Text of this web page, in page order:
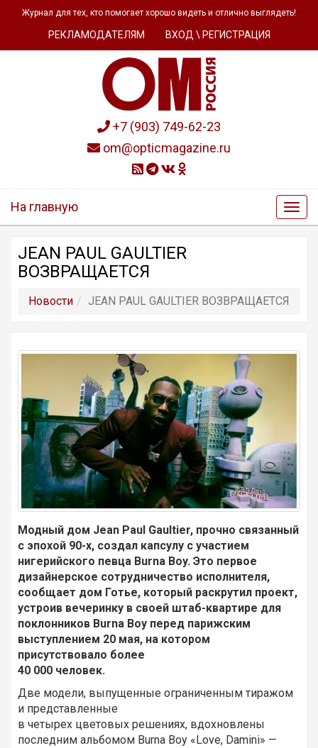
Журнал для тех, кто помогает хорошо видеть и отлично выглядеть!
РЕКЛАМОДАТЕЛЯМ ВХОД \ РЕГИСТРАЦИЯ
+7 (903) 749-62-23
om@opticmagazine.ru
На главную
JEAN PAUL GAULTIER
ВОЗВРАЩАЕТСЯ
Новости JEAN PAUL GAULTIER ВОЗВРАЩАЕТСЯ
Модный дом Jean Paul Gaultier, прочно связанный
с эпохой 90-х, создал капсулу с участием
нигерийского певца Burna Boy. Это первое
дизайнерское сотрудничество исполнителя,
сообщает дом Готье, который раскрутил проект,
устроив вечеринку в своей штаб-квартире для
поклонников Burna Boy перед парижским
выступлением 20 мая, на котором
присутствовало более
40 000 человек.
Две модели, выпущенные ограниченным тиражом
и представленные
в четырех цветовых решениях, вдохновлены
последним альбомом Burna Boy «Love, Damini» —